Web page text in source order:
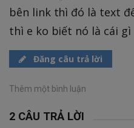
bên link thì đó là text
thì e ko biết nó là cái gì
Đăng câu trả lời
Thêm một bình luận
2 CÂU TRẢ LỜI